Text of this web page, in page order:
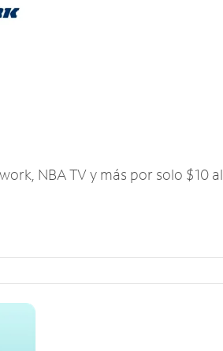
NBA TV y más por solo $10 al